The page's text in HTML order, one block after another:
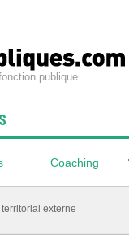
publique
Coaching
externe